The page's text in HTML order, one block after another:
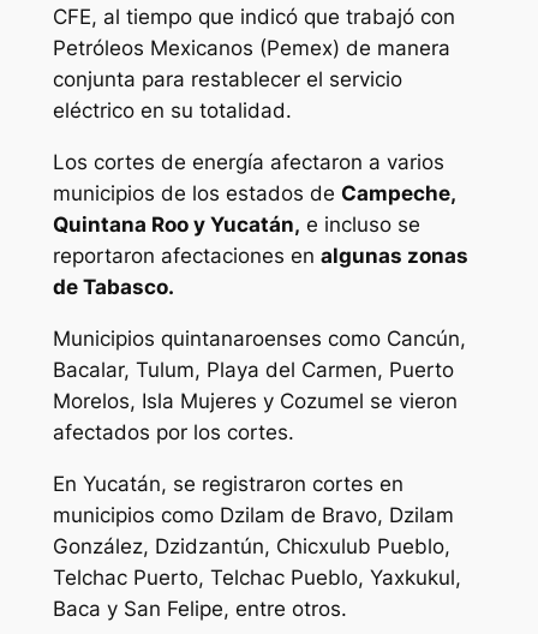
CFE, al tiempo que indicó que trabajó con
Petróleos Mexicanos (Pemex) de manera
conjunta para restablecer el servicio
eléctrico en su totalidad.
Los cortes de energía afectaron a varios
municipios de los estados de Campeche,
Quintana Roo y Yucatán, e incluso se
reportaron afectaciones en algunas zonas
de Tabasco.
Municipios quintanaroenses como Cancún,
Bacalar, Tulum, Playa del Carmen, Puerto
Morelos, Isla Mujeres y Cozumel se vieron
afectados por los cortes.
En Yucatán, se registraron cortes en
municipios como Dzilam de Bravo, Dzilam
González, Dzidzantún, Chicxulub Pueblo,
Telchac Puerto, Telchac Pueblo, Yaxkukul,
Baca y San Felipe, entre otros.